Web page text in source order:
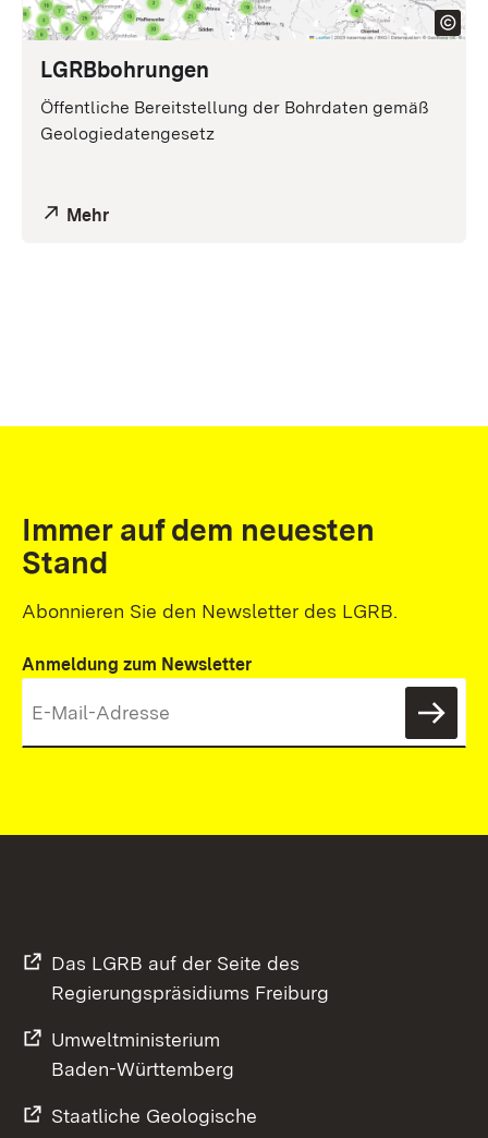
LGRBbohrungen
Öffentliche Bereitstellung der Bohrdaten gemäß
Geologiedatengesetz
Mehr
Immer auf dem neuesten
Stand
Abonnieren Sie den Newsletter des LGRB.
Anmeldung zum Newsletter
Das LGRB auf der Seite des
Regierungspräsidiums Freiburg
Umweltministerium
Baden-Württemberg
Staatliche Geologische